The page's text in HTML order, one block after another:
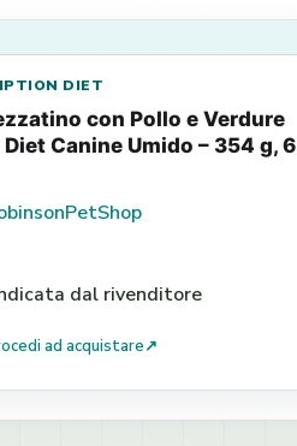
DIET
con Pollo e Verdure
Canine Umido – 354 g, 6
dal rivenditore
ad acquistare↗